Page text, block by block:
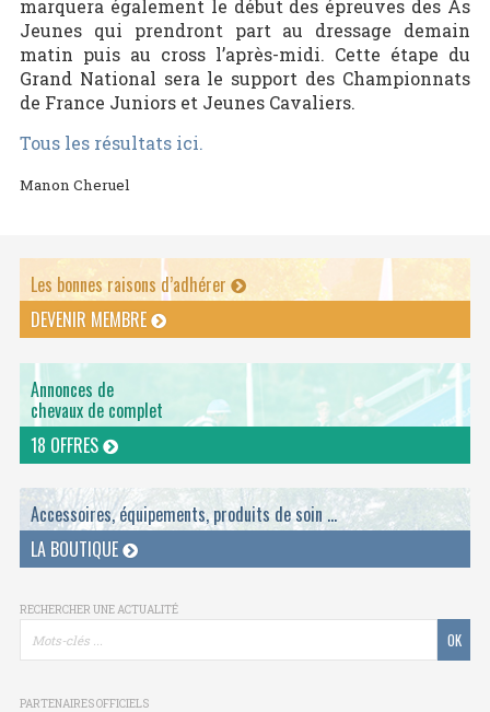
marquera également le début des épreuves des As
Jeunes qui prendront part au dressage demain
matin puis au cross l’après-midi. Cette étape du
Grand National sera le support des Championnats
de France Juniors et Jeunes Cavaliers.
Tous les résultats ici.
Manon Cheruel
Les bonnes raisons d’adhérer
DEVENIR MEMBRE
Annonces de
chevaux de complet
18 OFFRES
Accessoires, équipements, produits de soin ...
LA BOUTIQUE
RECHERCHER UNE ACTUALITÉ
PARTENAIRES OFFICIELS